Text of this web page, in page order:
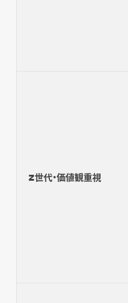
Z世代・価値観重視